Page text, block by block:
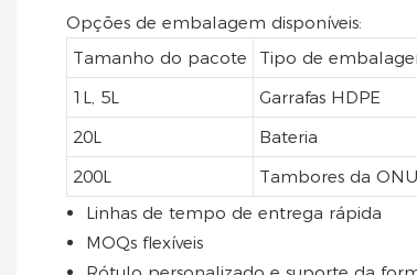
Opções de embalagem disponíveis:
Tamanho do pacote
Tipo de
1L, 5L
Garrafas HDPE
20L
Bateria
200L
Tambores da ONU
Linhas de tempo de entrega rápida
MOQs flexíveis